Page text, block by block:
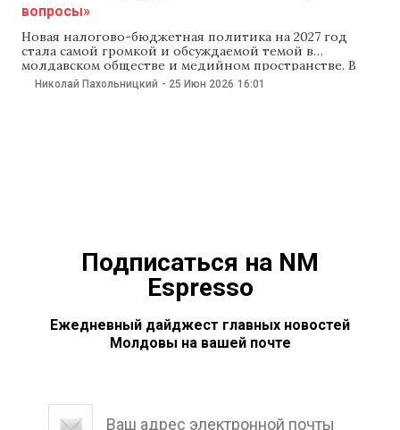
вопросы»
Новая налогово-бюджетная политика на 2027 год
стала самой громкой и обсуждаемой темой в
молдавском обществе и медийном пространстве. В
специальном эфире проекта «Есть вопросы» с
Николаем Пахольницким подробно обсуждаем
Николай Пахольницкий - 25 Июн 2026 16:01
Подписаться на NM
Espresso
Ежедневный дайджест главных новостей
Молдовы на вашей почте